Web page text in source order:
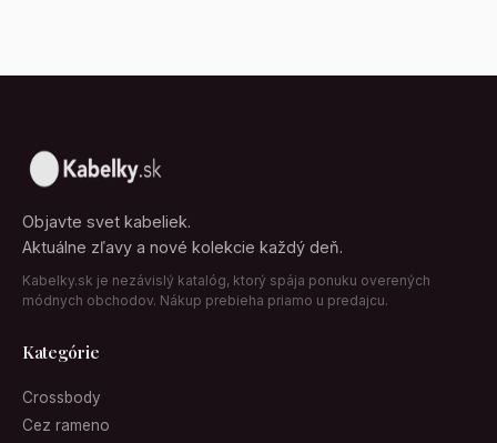
Objavte svet kabeliek.
Aktuálne zľavy a nové kolekcie každý deň.
Kabelky.sk je nezávislý katalóg, ktorý spája ponuku overených
módnych obchodov. Nákup prebieha priamo u predajcu.
Kategórie
Crossbody
Cez rameno